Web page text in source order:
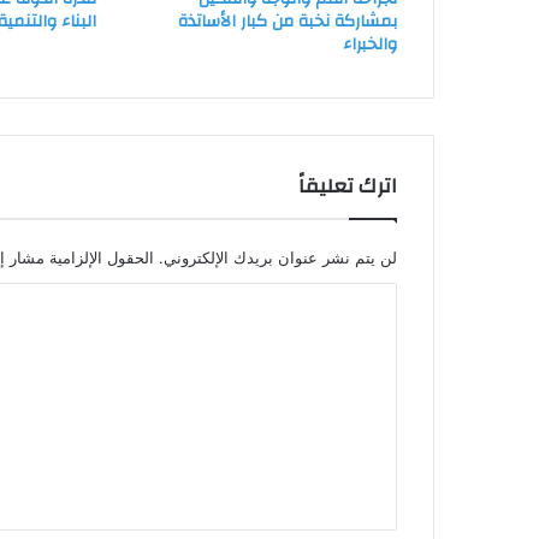
بمشاركة نخبة من كبار الأساتذة
والخبراء
البناء
اترك تعليقاً
لن يتم نشر عنوان بريدك الإلكتروني. الحقول الإلزامية مشار